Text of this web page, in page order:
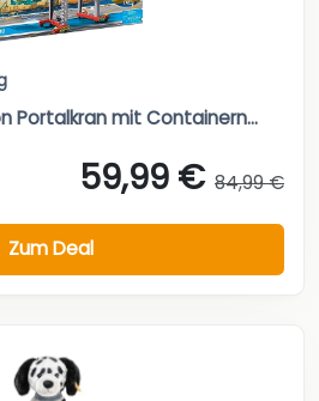
Portalkran mit Containern...
59,99 € 84,99 €
Zum Deal